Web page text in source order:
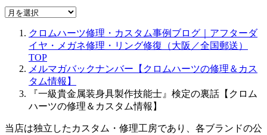
ア
クロムハーツ修理・カスタム事例ブログ｜アフターダ
イヤ・メガネ修理・リング修復（大阪／全国郵送）
TOP
メルマガバックナンバー【クロムハーツの修理＆カス
タム情報】
『一級貴金属装身具製作技能士』検定の裏話【クロム
ハーツの修理＆カスタム情報】
当店は独立したカスタム・修理工房であり、各ブランドの公